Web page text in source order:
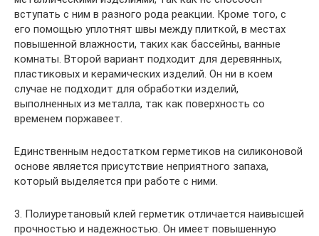
вступать с ним в разного рода реакции. Кроме того, с
его помощью уплотнят швы между плиткой, в местах
повышенной влажности, таких как бассейны, ванные
комнаты. Второй вариант подходит для деревянных,
пластиковых и керамических изделий. Он ни в коем
случае не подходит для обработки изделий,
выполненных из металла, так как поверхность со
временем поржавеет.
Единственным недостатком герметиков на силиконовой
основе является присутствие неприятного запаха,
который выделяется при работе с ними.
3. Полиуретановый клей герметик отличается наивысшей
прочностью и надежностью. Он имеет повышенную